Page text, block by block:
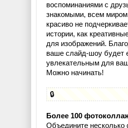
воспоминаниями с
знакомыми, всем
красиво не
истории, как
для изображений.
ваше слайд-шоу будет
увлекательным для
Можно начинать!
🔒
Более 100
Объедините несколько